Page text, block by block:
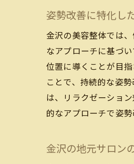
姿勢改善に特化し
金沢の美容整体では
なアプローチに基づ
位置に導くことが目
ことで、持続的な姿
は、リラクゼーショ
的なアプローチで姿
金沢の地元サロン